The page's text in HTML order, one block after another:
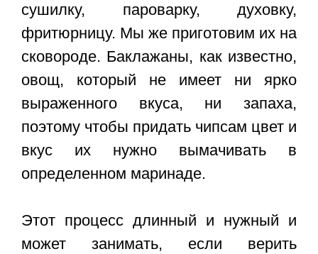
сушилку, пароварку, духовку,
фритюрницу. Мы же приготовим их на
сковороде. Баклажаны, как известно,
овощ, который не имеет ни ярко
выраженного вкуса, ни запаха,
поэтому чтобы придать чипсам цвет и
вкус их нужно вымачивать в
определенном маринаде.
Этот процесс длинный и нужный и
может занимать, если верить